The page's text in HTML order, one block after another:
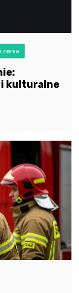
i kulturalne